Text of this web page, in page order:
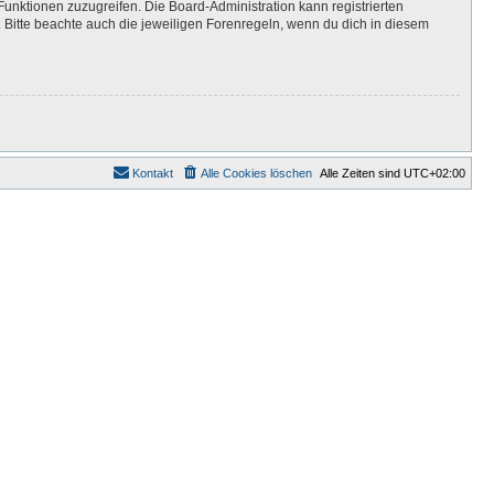
zuzugreifen. Die Board-Administration kann registrierten
beachte auch die jeweiligen Forenregeln, wenn du dich in diesem
Alle Zeiten sind UTC+02:00
Alle Cookies löschen
Kontakt